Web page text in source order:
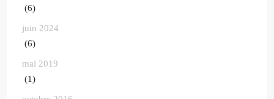
(6)
juin 2024
(6)
mai 2019
(1)